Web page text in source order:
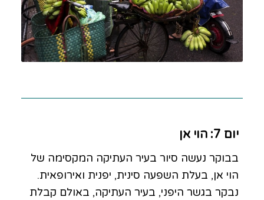
יום 7: הוי אן
בבוקר נעשה סיור בעיר העתיקה המקסימה של
הוי אן, בעלת השפעה סינית, יפנית ואירופאית.
נבקר בגשר היפני, בעיר העתיקה, באולם קבלת